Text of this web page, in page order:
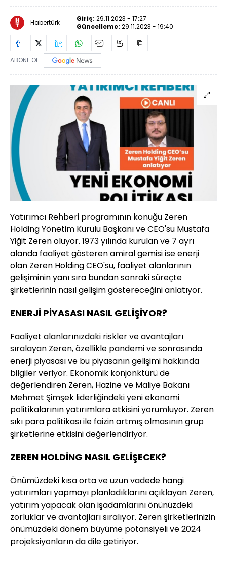
Habertürk Giriş: 29.11.2023 - 17:27
Güncelleme: 29.11.2023 - 19:40
ABONE OL
Yatırımcı Rehberi programının konuğu Zeren
Holding Yönetim Kurulu Başkanı ve CEO'su Mustafa
Yiğit Zeren oluyor. 1973 yılında kurulan ve 7 ayrı
alanda faaliyet gösteren amiral gemisi ise enerji
olan Zeren Holding CEO'su, faaliyet alanlarının
gelişiminin yanı sıra bundan sonraki süreçte
şirketlerinin nasıl gelişim göstereceğini anlatıyor.
ENERJİ PİYASASI NASIL GELİŞİYOR?
Faaliyet alanlarınızdaki riskler ve avantajları
sıralayan Zeren, özellikle pandemi ve sonrasında
enerji piyasası ve bu piyasanın gelişimi hakkında
bilgiler veriyor. Ekonomik konjonktürü de
değerlendiren Zeren, Hazine ve Maliye Bakanı
Mehmet Şimşek liderliğindeki yeni ekonomi
politikalarının yatırımlara etkisini yorumluyor. Zeren
sıkı para politikası ile faizin artmış olmasının grup
şirketlerine etkisini değerlendiriyor.
ZEREN HOLDİNG NASIL GELİŞECEK?
Önümüzdeki kısa orta ve uzun vadede hangi
yatırımları yapmayı planladıklarını açıklayan Zeren,
yatırım yapacak olan işadamlarını önünüzdeki
zorluklar ve avantajları sıralıyor. Zeren şirketlerinizin
önümüzdeki dönem büyüme potansiyeli ve 2024
projeksiyonların da dile getiriyor.